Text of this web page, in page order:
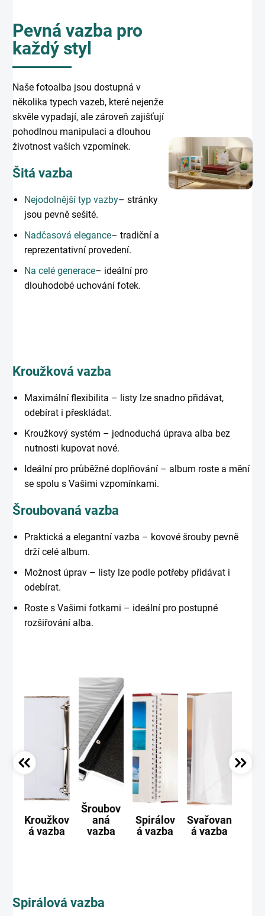
Pevná vazba pro
každý styl
Naše fotoalba jsou dostupná v
několika typech vazeb, které nejenže
skvěle vypadají, ale zároveň zajišťují
pohodlnou manipulaci a dlouhou
životnost vašich vzpomínek.
Šitá vazba
Nejodolnější typ vazby– stránky
jsou pevně sešité.
Nadčasová elegance– tradiční a
reprezentativní provedení.
Na celé generace– ideální pro
dlouhodobé uchování fotek.
Kroužková vazba
Maximální flexibilita – listy lze snadno přidávat,
odebírat i přeskládat.
Kroužkový systém – jednoduchá úprava alba bez
nutnosti kupovat nové.
Ideální pro průběžné doplňování – album roste a mění
se spolu s Vašimi vzpomínkami.
Šroubovaná vazba
Praktická a elegantní vazba – kovové šrouby pevně
drží celé album.
Možnost úprav – listy lze podle potřeby přidávat i
odebírat.
Roste s Vašimi fotkami – ideální pro postupné
rozšiřování alba.
Kroužkov
á vazba
Šroubov
aná
vazba
Spirálov
á vazba
Svařovan
á vazba
Spirálová vazba